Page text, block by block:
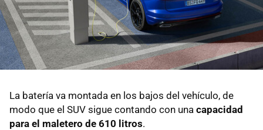
La batería va montada en los bajos del vehículo, de
modo que el SUV sigue contando con una capacidad
para el maletero de 610 litros.